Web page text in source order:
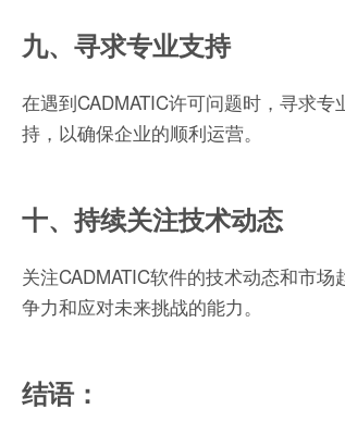
九、寻求专业支持
在遇到CADMATIC许可问题时，寻求
持，以确保企业的顺利运营。
十、持续关注技术动态
关注CADMATIC软件的技术动态和市
争力和应对未来挑战的能力。
结语：